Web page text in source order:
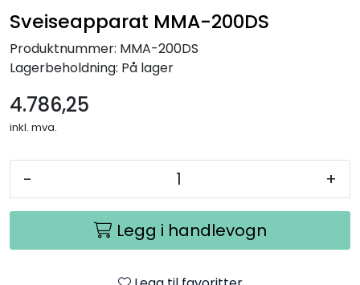
Sveiseapparat MMA-200DS
Produktnummer: MMA-200DS
Lagerbeholdning: På lager
4.786,25
inkl. mva.
- +
Legg i handlevogn